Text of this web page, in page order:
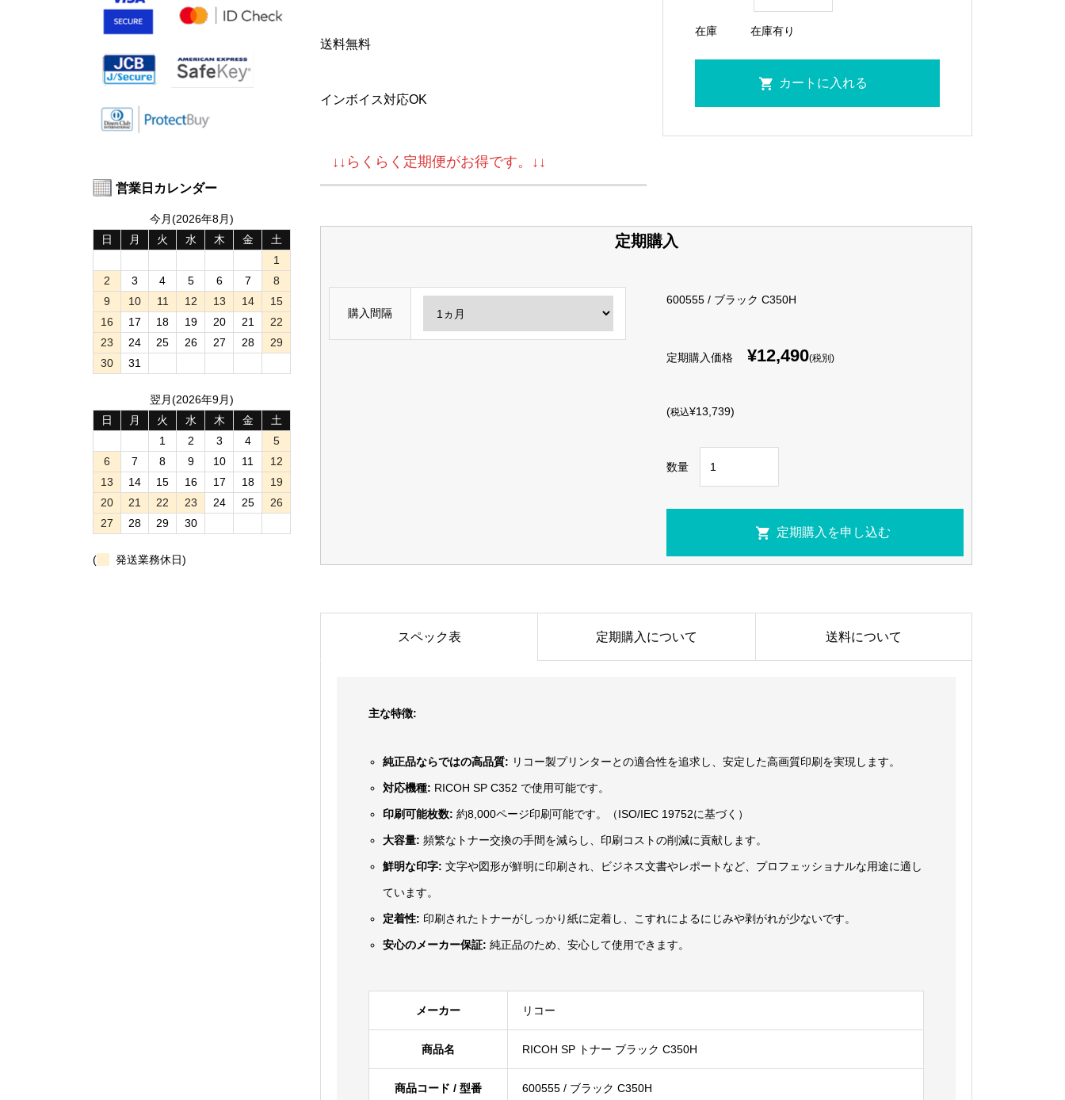
送料無料
インボイス対応OK
↓↓らくらく定期便がお得です。↓↓
在庫 在庫有り
定期購入
購入間隔
600555 / ブラック C350H
定期購入価格 ¥12,490(税別)
(税込¥13,739)
数量
スペック表 定期購入について 送料について
主な特徴:
純正品ならではの高品質: リコー製プリンターとの適合性を追求し、安定した高画質印刷を実現します。
対応機種: RICOH SP C352 で使用可能です。
印刷可能枚数: 約8,000ページ印刷可能です。（ISO/IEC 19752に基づく）
大容量: 頻繁なトナー交換の手間を減らし、印刷コストの削減に貢献します。
鮮明な印字: 文字や図形が鮮明に印刷され、ビジネス文書やレポートなど、プロフェッショナルな用途に適し
ています。
定着性: 印刷されたトナーがしっかり紙に定着し、こすれによるにじみや剥がれが少ないです。
安心のメーカー保証:純正品のため、安心して使用できます。
メーカー リコー
商品名 RICOH SP トナー ブラック C350H
商品コード / 型番 600555 / ブラック C350H
営業日カレンダー
今月(2026年8月)
日
月 火 水 木 金
土
1
2
3 4 5 6 7
8
9
10 11 12 13 14
15
16
17 18 19 20 21
22
23
24 25 26 27 28
29
30
31
翌月(2026年9月)
日
月 火 水 木 金
土
1
2 3 4
5
6
7 8 9 10 11
12
13
14 15 16 17 18
19
20
21 22 23 24 25
26
27
28 29 30
( 発送業務休日)